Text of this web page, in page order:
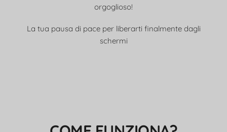
orgoglioso!
La tua pausa di pace per liberarti finalmente dagli
schermi